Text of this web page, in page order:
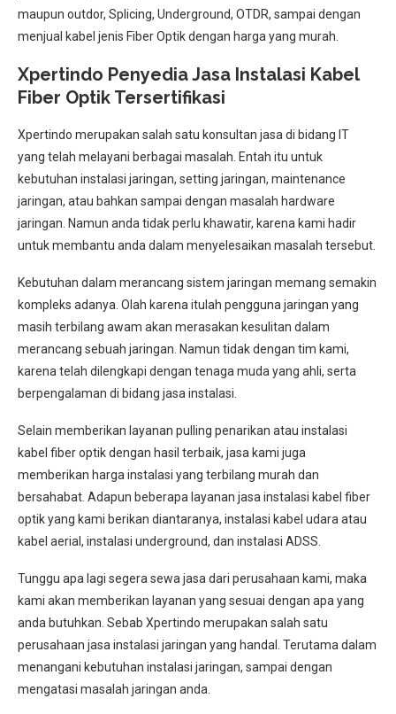
maupun outdor, Splicing, Underground, OTDR, sampai dengan
menjual kabel jenis Fiber Optik dengan harga yang murah.
Xpertindo Penyedia Jasa Instalasi Kabel
Fiber Optik Tersertifikasi
Xpertindo merupakan salah satu konsultan jasa di bidang IT
yang telah melayani berbagai masalah. Entah itu untuk
kebutuhan instalasi jaringan, setting jaringan, maintenance
jaringan, atau bahkan sampai dengan masalah hardware
jaringan. Namun anda tidak perlu khawatir, karena kami hadir
untuk membantu anda dalam menyelesaikan masalah tersebut.
Kebutuhan dalam merancang sistem jaringan memang semakin
kompleks adanya. Olah karena itulah pengguna jaringan yang
masih terbilang awam akan merasakan kesulitan dalam
merancang sebuah jaringan. Namun tidak dengan tim kami,
karena telah dilengkapi dengan tenaga muda yang ahli, serta
berpengalaman di bidang jasa instalasi.
Selain memberikan layanan pulling penarikan atau instalasi
kabel fiber optik dengan hasil terbaik, jasa kami juga
memberikan harga instalasi yang terbilang murah dan
bersahabat. Adapun beberapa layanan jasa instalasi kabel fiber
optik yang kami berikan diantaranya, instalasi kabel udara atau
kabel aerial, instalasi underground, dan instalasi ADSS.
Tunggu apa lagi segera sewa jasa dari perusahaan kami, maka
kami akan memberikan layanan yang sesuai dengan apa yang
anda butuhkan. Sebab Xpertindo merupakan salah satu
perusahaan jasa instalasi jaringan yang handal. Terutama dalam
menangani kebutuhan instalasi jaringan, sampai dengan
mengatasi masalah jaringan anda.